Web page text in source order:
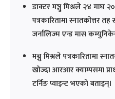
डाक्टर मञ्जु मिश्रले २४ माघ
पत्रकारितामा स्नातकोत्तर
जर्नालिज्म एन्ड मास
मञ्जु मिश्रले पत्रकारितामा
खोज्दा आरआर क्याम्पसमा
टर्निङ प्वाइन्ट भएको बताइन्।